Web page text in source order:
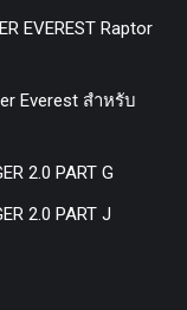
EVEREST Raptor
Everest สำหรับ
2.0 PART G
2.0 PART J